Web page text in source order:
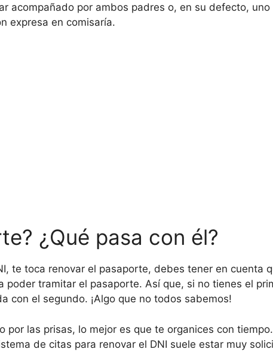
acompañado por ambos padres o, en su defecto, uno
expresa en comisaría.
¿Qué pasa con él?
te toca renovar el pasaporte, debes tener en cuenta
poder tramitar el pasaporte. Así que, si no tienes el
con el segundo. ¡Algo que no todos sabemos!
por las prisas, lo mejor es que te organices con tiempo.
de citas para renovar el DNI suele estar muy